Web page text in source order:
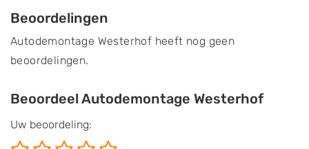
Beoordelingen
Autodemontage Westerhof heeft nog geen
beoordelingen.
Beoordeel Autodemontage Westerhof
Uw beoordeling: